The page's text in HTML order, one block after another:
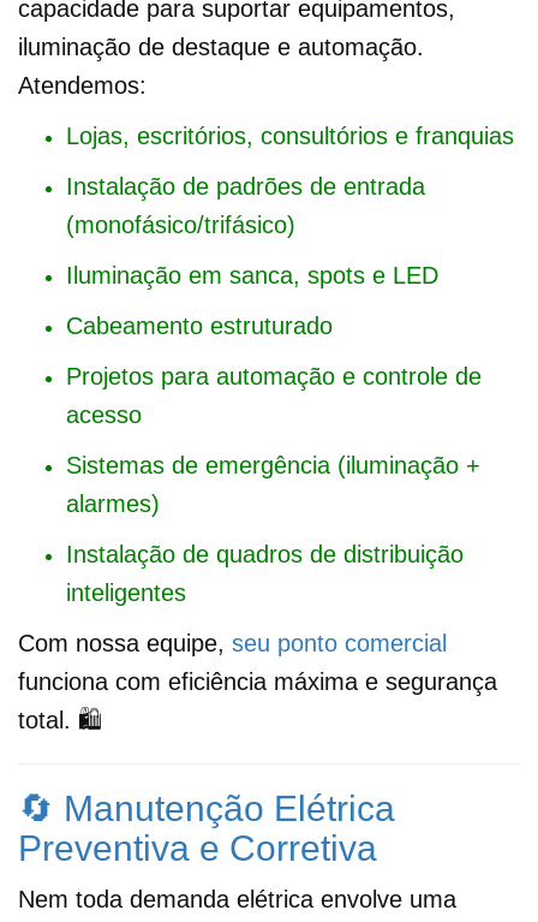
capacidade para suportar equipamentos,
iluminação de destaque e automação.
Atendemos:
Lojas, escritórios, consultórios e franquias
Instalação de padrões de entrada
(monofásico/trifásico)
Iluminação em sanca, spots e LED
Cabeamento estruturado
Projetos para automação e controle de
acesso
Sistemas de emergência (iluminação +
alarmes)
Instalação de quadros de distribuição
inteligentes
Com nossa equipe, seu ponto comercial
funciona com eficiência máxima e segurança
total. 🛍️
🔄 Manutenção Elétrica
Preventiva e Corretiva
Nem toda demanda elétrica envolve uma